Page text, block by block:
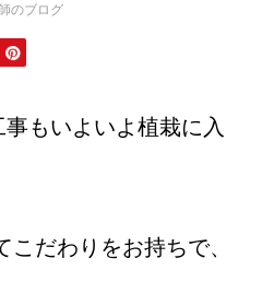
のブログ
もいよいよ植栽に入
だわりをお持ちで、